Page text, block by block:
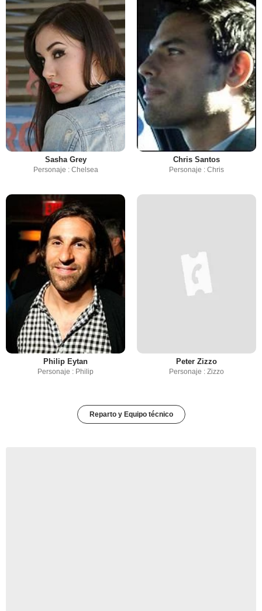
Sasha Grey
Personaje : Chelsea
Chris Santos
Personaje : Chris
Philip Eytan
Personaje : Philip
Peter Zizzo
Personaje : Zizzo
Reparto y Equipo técnico